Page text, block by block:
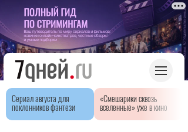
Сериал августа для
поклонников фэнтези
«Смешарики сквозь
вселенные» уже в кино